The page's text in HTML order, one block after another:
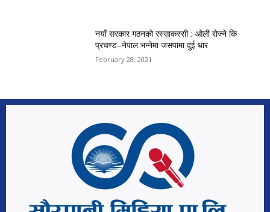
नयाँ सरकार गठनको रस्साकस्सी : ओली रोज्ने कि
प्रचण्ड–नेपाल भन्नेमा जसपामा दुई धार
February 28, 2021